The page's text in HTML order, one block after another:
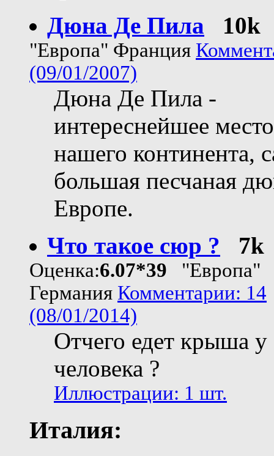
Дюна Де Пила 10k
"Европа" Франция
(09/01/2007)
Дюна Де Пила -
интереснейшее место
нашего континента,
большая песчаная
Европе.
Что такое сюр ?
7k
Оценка:6.07*39 "Европа"
Германия Комментарии: 14
(08/01/2014)
Отчего едет крыша у
человека ?
Иллюстрации: 1 шт.
Италия: